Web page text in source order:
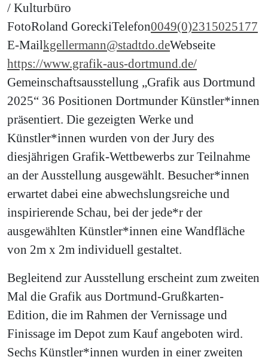
/ Kulturbüro
FotoRoland GoreckiTelefon0049(0)2315025177
E-Mailkgellermann@stadtdo.deWebseite
https://www.grafik-aus-dortmund.de/
Gemeinschaftsausstellung „Grafik aus Dortmund
2025“ 36 Positionen Dortmunder Künstler*innen
präsentiert. Die gezeigten Werke und
Künstler*innen wurden von der Jury des
diesjährigen Grafik-Wettbewerbs zur Teilnahme
an der Ausstellung ausgewählt. Besucher*innen
erwartet dabei eine abwechslungsreiche und
inspirierende Schau, bei der jede*r der
ausgewählten Künstler*innen eine Wandfläche
von 2m x 2m individuell gestaltet.
Begleitend zur Ausstellung erscheint zum zweiten
Mal die Grafik aus Dortmund-Grußkarten-
Edition, die im Rahmen der Vernissage und
Finissage im Depot zum Kauf angeboten wird.
Sechs Künstler*innen wurden in einer zweiten